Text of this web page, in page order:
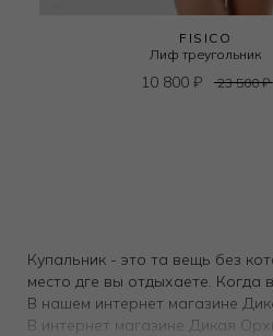
FISICO
Лиф треугольник
10 800₽ 23 500₽
Купальник - это та вещь без
место дге вы отдыхаете. Когда
В нашем интернет магазине
В интернет магазине Дикая